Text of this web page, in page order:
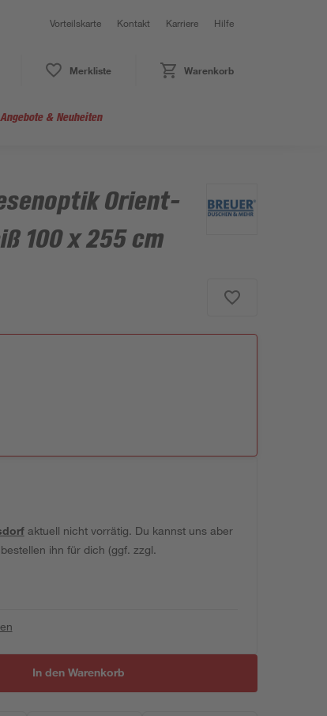
Vorteilskarte Kontakt Karriere Hilfe
Merkliste Warenkorb
Angebote & Neuheiten
Orient-
100 x 255 cm
aktuell nicht vorrätig. Du kannst uns aber
ihn für dich (ggf. zzgl.
In den Warenkorb